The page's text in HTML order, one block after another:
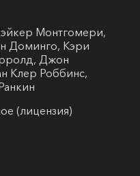
Монтгомери,
Доминго, Кэри
Джон
Клер Роббинс,
(лицензия)